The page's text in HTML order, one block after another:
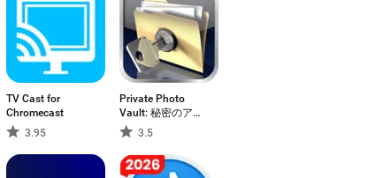
TV Cast for
Chromecast
3.95
Private Photo
Vault: 秘密のアル
バム3.5